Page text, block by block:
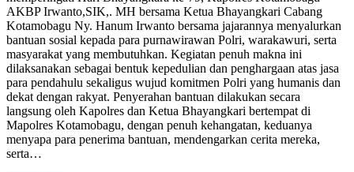
AKBP Irwanto,SIK,. MH bersama Ketua Bhayangkari Cabang
Kotamobagu Ny. Hanum Irwanto bersama jajarannya menyalurkan
bantuan sosial kepada para purnawirawan Polri, warakawuri, serta
masyarakat yang membutuhkan. Kegiatan penuh makna ini
dilaksanakan sebagai bentuk kepedulian dan penghargaan atas jasa
para pendahulu sekaligus wujud komitmen Polri yang humanis dan
dekat dengan rakyat. Penyerahan bantuan dilakukan secara
langsung oleh Kapolres dan Ketua Bhayangkari bertempat di
Mapolres Kotamobagu, dengan penuh kehangatan, keduanya
menyapa para penerima bantuan, mendengarkan cerita mereka,
serta…